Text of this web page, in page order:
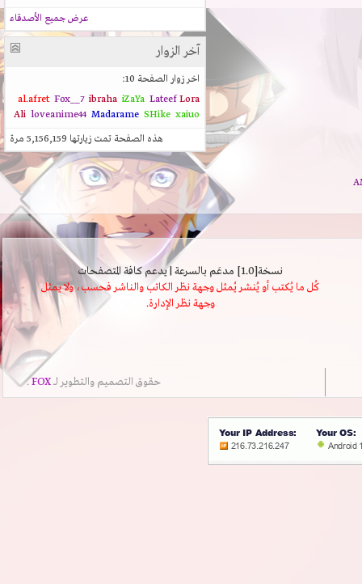
عرض جميع الأصدقاء
آخر الزوار
اخر زوار الصفحة 10:
al.afret
Fox__7 ibraha iZaYa LateefLora
Ali
loveanime44 Madarame SHike
xaiuo
هذه الصفحة تمت زيارتها5,156,159مرة
نسخة[1.0] مدعَم بالسرعة | يدعم كافة المتصفحات
كُل ما يُكتب أو يُنشر يُمثل وجهة نظر الكاتب والناشر فحسب، ولا يمثل
وجهة نظر الإدارة.
حقوق التصميم والتطوير لــFOX
.